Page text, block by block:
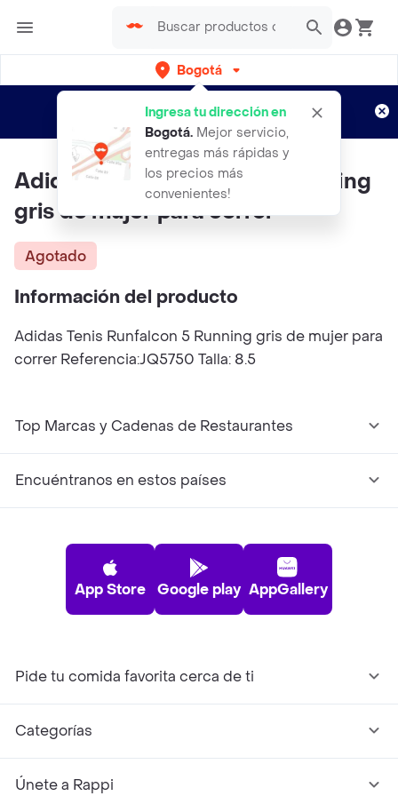
Bogotá
Ingresa tu dirección en
Bogotá. Mejor servicio,
entregas más rápidas y
los precios más
convenientes!
envíos gratis por semanas
Aplican TyC
Adidas Tenis Runfalcon 5 Running
gris de mujer para correr
Agotado
Información del producto
Adidas Tenis Runfalcon 5 Running gris de mujer para
correr Referencia:JQ5750 Talla: 8.5
Top Marcas y Cadenas de Restaurantes
Encuéntranos en estos países
App Store Google play AppGallery
Pide tu comida favorita cerca de ti
Categorías
Únete a Rappi